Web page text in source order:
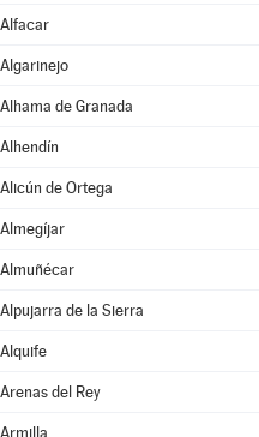
Alfacar
Algarinejo
Alhama de Granada
Alhendín
Alicún de Ortega
Almegíjar
Almuñécar
Alpujarra de la Sierra
Alquife
Arenas del Rey
Armilla